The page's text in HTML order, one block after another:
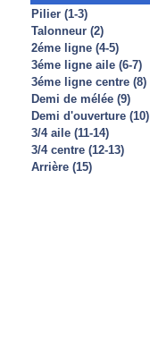
Pilier (1-3)
Talonneur (2)
2éme ligne (4-5)
3éme ligne aile (6-7)
3éme ligne centre (8)
Demi de mélée (9)
Demi d'ouverture (10)
3/4 aile (11-14)
3/4 centre (12-13)
Arrière (15)